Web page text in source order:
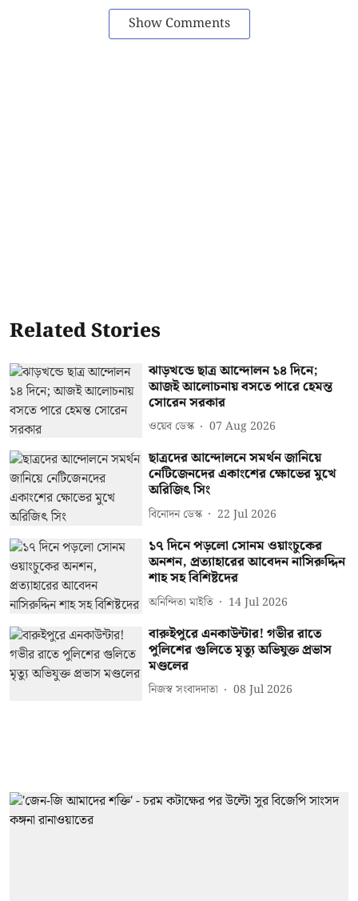
Show Comments
Related Stories
ঝাড়খন্ডে ছাত্র আন্দোলন ১৪ দিনে;
আজই আলোচনায় বসতে পারে হেমন্ত
সোরেন সরকার
ওয়েব ডেস্ক 07 Aug 2026
ছাত্রদের আন্দোলনে সমর্থন জানিয়ে
নেটিজেনদের একাংশের ক্ষোভের মুখে
অরিজিৎ সিং
বিনোদন ডেস্ক 22 Jul 2026
১৭ দিনে পড়লো সোনম ওয়াংচুকের
অনশন, প্রত্যাহারের আবেদন নাসিরুদ্দিন
শাহ সহ বিশিষ্টদের
অনিন্দিতা মাইতি 14 Jul 2026
বারুইপুরে এনকাউন্টার! গভীর রাতে
পুলিশের গুলিতে মৃত্যু অভিযুক্ত প্রভাস
মণ্ডলের
নিজস্ব সংবাদদাতা 08 Jul 2026